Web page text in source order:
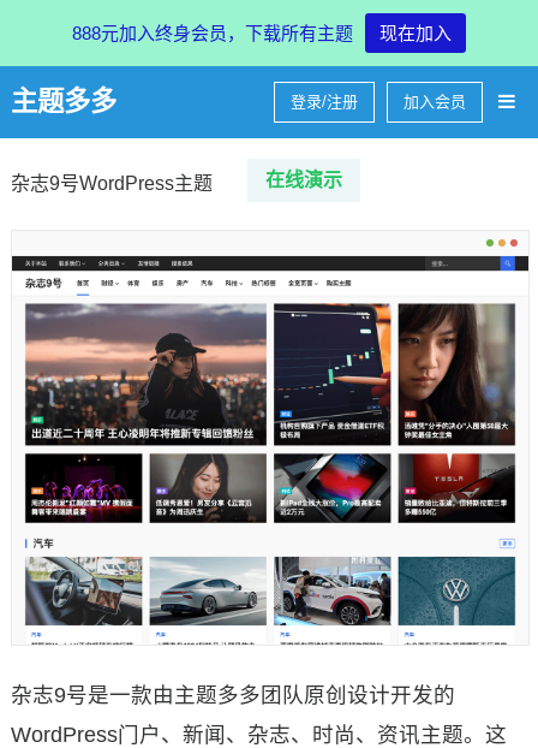
主题多多 登录/注册 加入会员
杂志9号WordPress主题 在线演示
杂志9号是一款由主题多多团队原创设计开发的
WordPress门户、新闻、杂志、时尚、资讯主题。这
888元加入终身会员，下载所有主题 现在加入